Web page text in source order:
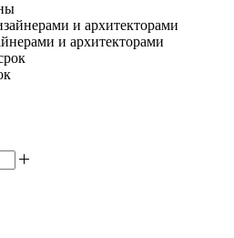
и архитекторами